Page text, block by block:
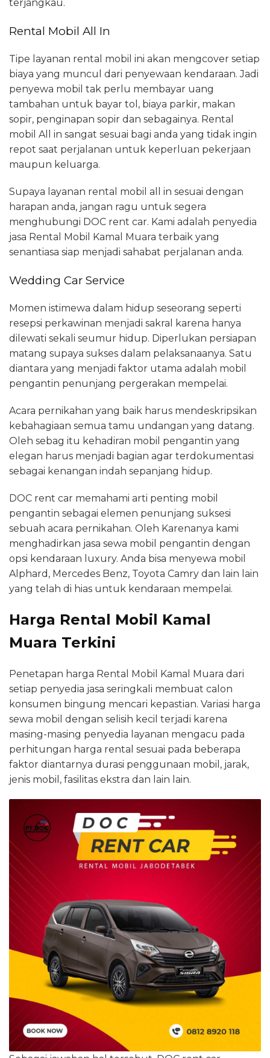
terjangkau.
Rental Mobil All In
Tipe layanan rental mobil ini akan mengcover setiap
biaya yang muncul dari penyewaan kendaraan. Jadi
penyewa mobil tak perlu membayar uang
tambahan untuk bayar tol, biaya parkir, makan
sopir, penginapan sopir dan sebagainya. Rental
mobil All in sangat sesuai bagi anda yang tidak ingin
repot saat perjalanan untuk keperluan pekerjaan
maupun keluarga.
Supaya layanan rental mobil all in sesuai dengan
harapan anda, jangan ragu untuk segera
menghubungi DOC rent car. Kami adalah penyedia
jasa Rental Mobil Kamal Muara terbaik yang
senantiasa siap menjadi sahabat perjalanan anda.
Wedding Car Service
Momen istimewa dalam hidup seseorang seperti
resepsi perkawinan menjadi sakral karena hanya
dilewati sekali seumur hidup. Diperlukan persiapan
matang supaya sukses dalam pelaksanaanya. Satu
diantara yang menjadi faktor utama adalah mobil
pengantin penunjang pergerakan mempelai.
Acara pernikahan yang baik harus mendeskripsikan
kebahagiaan semua tamu undangan yang datang.
Oleh sebag itu kehadiran mobil pengantin yang
elegan harus menjadi bagian agar terdokumentasi
sebagai kenangan indah sepanjang hidup.
DOC rent car memahami arti penting mobil
pengantin sebagai elemen penunjang suksesi
sebuah acara pernikahan. Oleh Karenanya kami
menghadirkan jasa sewa mobil pengantin dengan
opsi kendaraan luxury. Anda bisa menyewa mobil
Alphard, Mercedes Benz, Toyota Camry dan lain lain
yang telah di hias untuk kendaraan mempelai.
Harga Rental Mobil Kamal
Muara Terkini
Penetapan harga Rental Mobil Kamal Muara dari
setiap penyedia jasa seringkali membuat calon
konsumen bingung mencari kepastian. Variasi harga
sewa mobil dengan selisih kecil terjadi karena
masing-masing penyedia layanan mengacu pada
perhitungan harga rental sesuai pada beberapa
faktor diantarnya durasi penggunaan mobil, jarak,
jenis mobil, fasilitas ekstra dan lain lain.